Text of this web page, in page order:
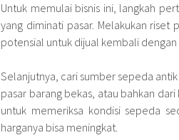
Untuk memulai bisnis ini, langkah
yang diminati pasar. Melakukan riset
potensial untuk dijual kembali
Selanjutnya, cari sumber sepeda
pasar barang bekas, atau bahkan
untuk memeriksa kondisi sepeda
harganya bisa meningkat.